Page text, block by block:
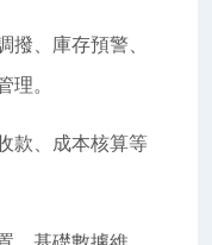
、庫存預警、
。
款、成本核算等